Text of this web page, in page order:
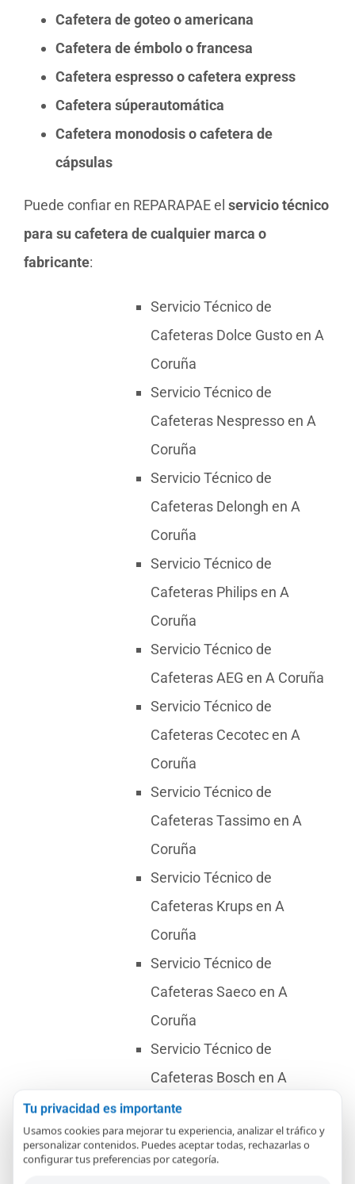
Cafetera de goteo o americana
Cafetera de émbolo o francesa
Cafetera espresso o cafetera express
Cafetera súperautomática
Cafetera monodosis o cafetera de
cápsulas
Puede confiar en REPARAPAE el servicio técnico
para su cafetera de cualquier marca o
fabricante:
Servicio Técnico de
Cafeteras Dolce Gusto en A
Coruña
Servicio Técnico de
Cafeteras Nespresso en A
Coruña
Servicio Técnico de
Cafeteras Delongh en A
Coruña
Servicio Técnico de
Cafeteras Philips en A
Coruña
Servicio Técnico de
Cafeteras AEG en A Coruña
Servicio Técnico de
Cafeteras Cecotec en A
Coruña
Servicio Técnico de
Cafeteras Tassimo en A
Coruña
Servicio Técnico de
Cafeteras Krups en A
Coruña
Servicio Técnico de
Cafeteras Saeco en A
Coruña
Servicio Técnico de
Cafeteras Bosch en A
Coruña
Servicio Técnico de
Cafeteras Smeg en A
Tu privacidad es importante
Usamos cookies para mejorar tu experiencia, analizar el tráfico y
personalizar contenidos. Puedes aceptar todas, rechazarlas o
configurar tus preferencias por categoría.